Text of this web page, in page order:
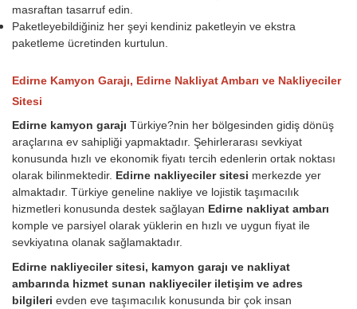
masraftan tasarruf edin.
Paketleyebildiğiniz her şeyi kendiniz paketleyin ve ekstra
paketleme ücretinden kurtulun.
Edirne Kamyon Garajı, Edirne Nakliyat Ambarı ve Nakliyeciler
Sitesi
Edirne kamyon garajı Türkiye?nin her bölgesinden gidiş dönüş
araçlarına ev sahipliği yapmaktadır. Şehirlerarası sevkiyat
konusunda hızlı ve ekonomik fiyatı tercih edenlerin ortak noktası
olarak bilinmektedir. Edirne nakliyeciler sitesi merkezde yer
almaktadır. Türkiye geneline nakliye ve lojistik taşımacılık
hizmetleri konusunda destek sağlayan Edirne nakliyat ambarı
komple ve parsiyel olarak yüklerin en hızlı ve uygun fiyat ile
sevkiyatına olanak sağlamaktadır.
Edirne nakliyeciler sitesi, kamyon garajı ve nakliyat
ambarında hizmet sunan nakliyeciler iletişim ve adres
bilgileri evden eve taşımacılık konusunda bir çok insan